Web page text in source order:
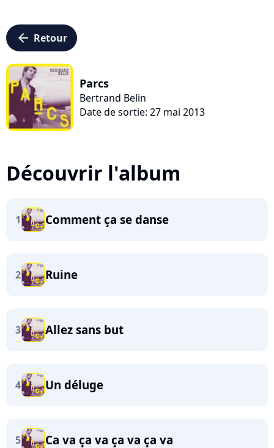
arrow_left Retour
Parcs
Bertrand Belin
Date de sortie: 27 mai 2013
Découvrir l'album
1 Comment ça se danse
2 Ruine
3 Allez sans but
4 Un déluge
5 Ca va ça va ça va ça va